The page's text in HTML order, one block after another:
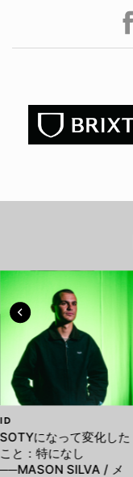
ID
SOTYになって変化した
こと：特になし
──MASON SILVA / メ